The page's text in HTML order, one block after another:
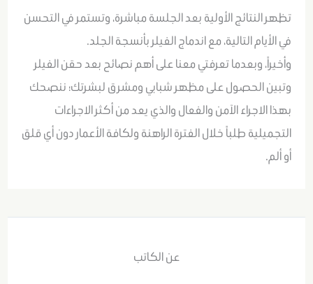
تظهر النتائج الأولية بعد الجلسة مباشرة، وتستمر في التحسن
في الأيام التالية، مع اندماج الفيلر بأنسجة الجلد.
وأخيراً، وبعدما تعرفتي معنا على أهم نصائح بعد حقن الفيلر
وتبين الحصول على مظهر شبابي ومشرق لبشرتك؛ ننصحك
بهذا الاجراء الآمن والفعال والذي يعد من أكثر الاجراءات
التجميلية طلباً خلال الفترة الراهنة ولكافة الأعمار دون أي قلق
أو ألم.
عن الكاتب